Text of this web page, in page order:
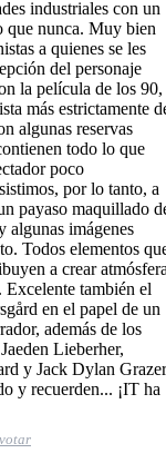
industriales con un
que nunca. Muy bien
a quienes se les
del personaje
la película de los 90,
más estrictamente
algunas reservas
todo lo que
poco
por lo tanto, a
payaso maquillado
algunas imágenes
Todos elementos
a crear
Excelente también el
en el papel de un
además de los
Lieberher,
y Jack Dylan
y recuerden... ¡IT ha